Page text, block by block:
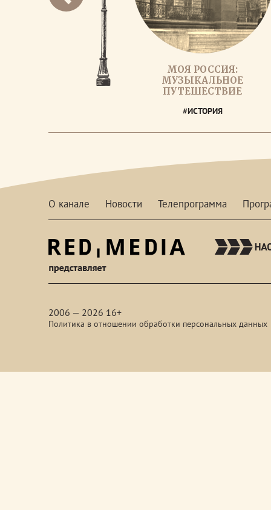
МОЯ РОССИЯ:
МУЗЫКАЛЬНОЕ
ПУТЕШЕСТВИЕ
#ИСТОРИЯ
О канале Новости Телепрограмма
2006 — 2026 16+
Политика в отношении обработки персональных данных